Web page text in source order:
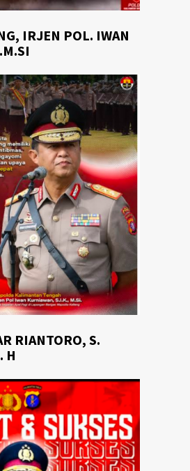
IRJEN POL. IWAN
RIANTORO, S.
H